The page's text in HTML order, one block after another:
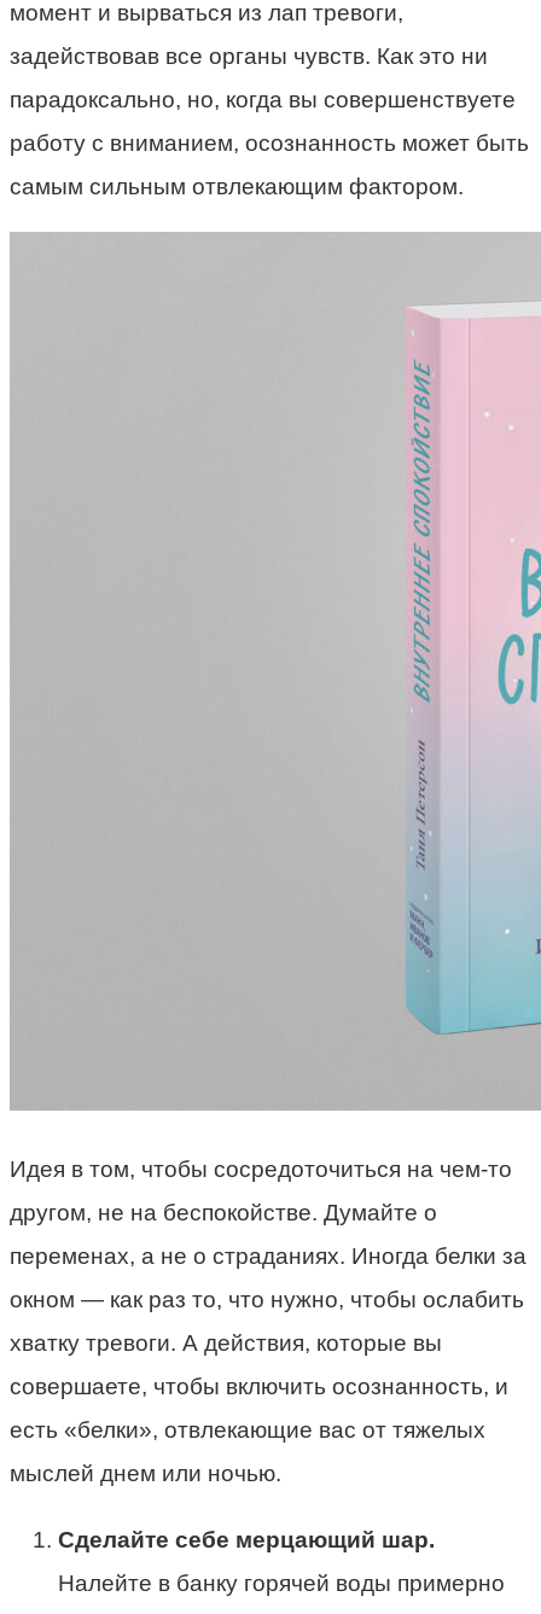
момент и вырваться из лап тревоги,
задействовав все органы чувств. Как это ни
парадоксально, но, когда вы совершенствуете
работу с вниманием, осознанность может быть
самым сильным отвлекающим фактором.
Идея в том, чтобы сосредоточиться на чем-то
другом, не на беспокойстве. Думайте о
переменах, а не о страданиях. Иногда белки за
окном — как раз то, что нужно, чтобы ослабить
хватку тревоги. А действия, которые вы
совершаете, чтобы включить осознанность, и
есть «белки», отвлекающие вас от тяжелых
мыслей днем или ночью.
Сделайте себе мерцающий шар.
Налейте в банку горячей воды примерно